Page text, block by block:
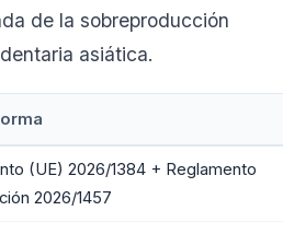
de la sobreproducción
asiática.
(UE) 2026/1384 + Reglamento
2026/1457